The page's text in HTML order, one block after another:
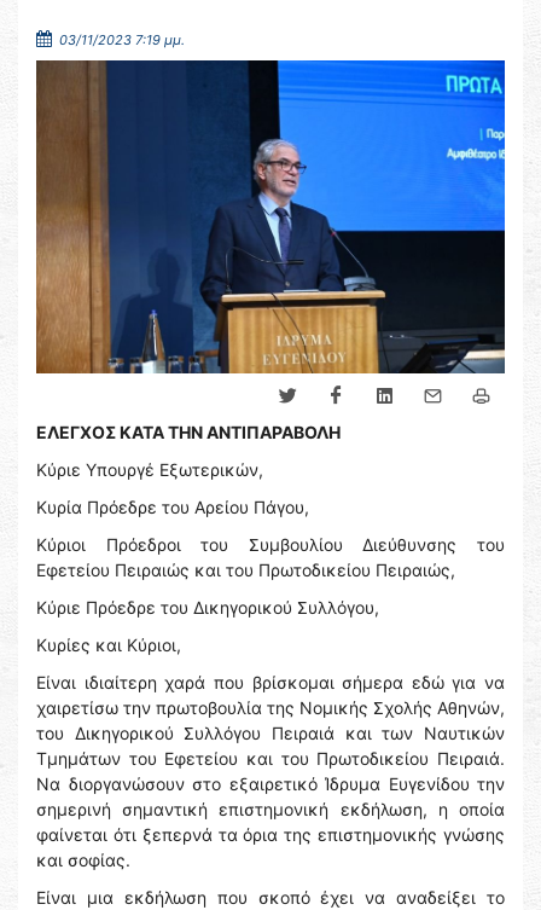
03/11/2023 7:19 μμ.
ΕΛΕΓΧΟΣ ΚΑΤΑ ΤΗΝ ΑΝΤΙΠΑΡΑΒΟΛΗ
Κύριε Υπουργέ Εξωτερικών,
Κυρία Πρόεδρε του Αρείου Πάγου,
Κύριοι Πρόεδροι του Συμβουλίου Διεύθυνσης του
Εφετείου Πειραιώς και του Πρωτοδικείου Πειραιώς,
Κύριε Πρόεδρε του Δικηγορικού Συλλόγου,
Κυρίες και Κύριοι,
Είναι ιδιαίτερη χαρά που βρίσκομαι σήμερα εδώ για να
χαιρετίσω την πρωτοβουλία της Νομικής Σχολής Αθηνών,
του Δικηγορικού Συλλόγου Πειραιά και των Ναυτικών
Τμημάτων του Εφετείου και του Πρωτοδικείου Πειραιά.
Να διοργανώσουν στο εξαιρετικό Ίδρυμα Ευγενίδου την
σημερινή σημαντική επιστημονική εκδήλωση, η οποία
φαίνεται ότι ξεπερνά τα όρια της επιστημονικής γνώσης
και σοφίας.
Είναι μια εκδήλωση που σκοπό έχει να αναδείξει το